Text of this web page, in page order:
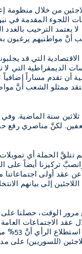
من خلال منظومة
المقدمة في
يعتمد الترحيب
أنَّ مواطنيهم يرغبون
التي قد
الديمقراطية التي
أن تقدم مساراً إضافياً
ممثلو الشعب أنَّ
الحوار العام حول اللاجئين الأثر الأكبر في عدم ارتفاع حجم الحصة السنوية
بأكثر من ضعفين. لكنَّ
تتلقَّ الحملة أي
تركيزنا أيضاً على
عقد أولى اجتماعاتنا
إلى بيانهم
ومع مرور الوقت، حصلنا
عقد الاجتماعات
وتنظيم المعارض الفنية. وبعد